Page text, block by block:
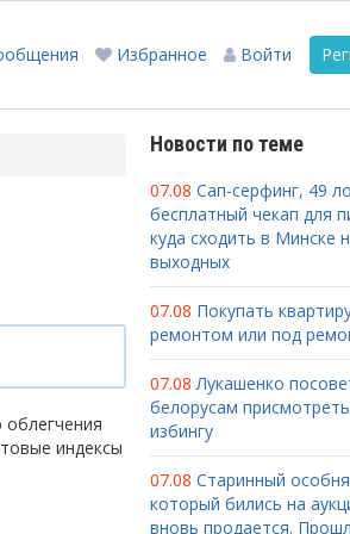
Войти
Избранное
индексы
Новости по теме
07.08 Сап-серфинг, 49
бесплатный чекап для
куда сходить в Минске
выходных
07.08 Покупать
ремонтом или под
07.08 Лукашенко
белорусам
избингу
07.08 Старинный
который бились на
вновь продается.